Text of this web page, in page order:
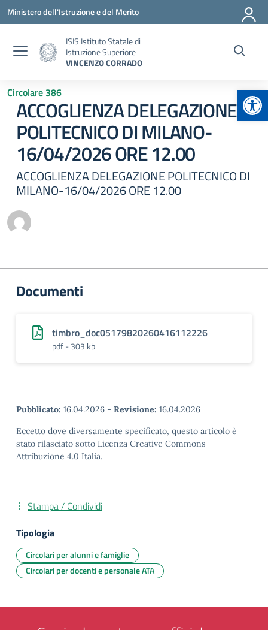
Vai ai contenuti
Vai al menu di navigazione
Vai al footer
Ministero dell'Istruzione e del Merito
ISIS Istituto Statale di
Istruzione Superiore
VINCENZO CORRADO
Circolare 386
ACCOGLIENZA DELEGAZIONE
POLITECNICO DI MILANO-
16/04/2026 ORE 12.00
ACCOGLIENZA DELEGAZIONE POLITECNICO DI
MILANO-16/04/2026 ORE 12.00
Documenti
timbro_doc05179820260416112226
pdf - 303 kb
Pubblicato: 16.04.2026 - Revisione: 16.04.2026
Eccetto dove diversamente specificato, questo articolo è
stato rilasciato sotto Licenza Creative Commons
Attribuzione 4.0 Italia.
Stampa / Condividi
Tipologia
Circolari per alunni e famiglie
Circolari per docenti e personale ATA